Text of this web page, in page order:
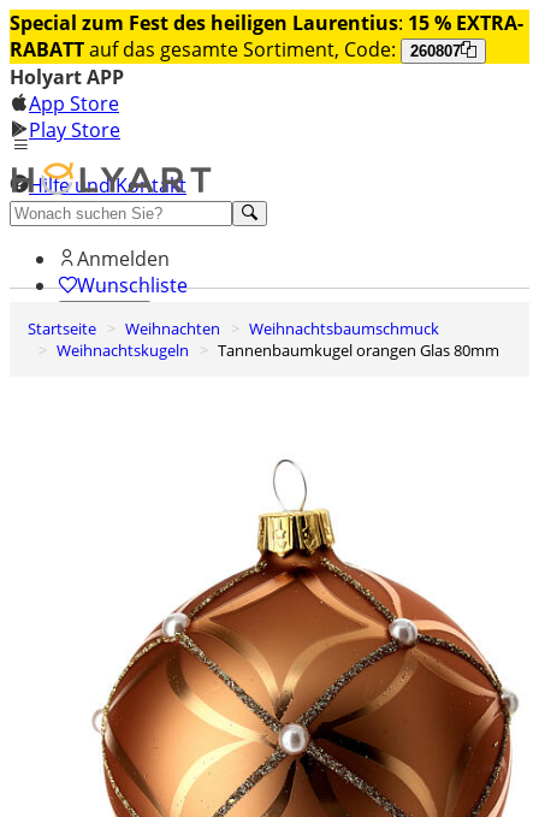
Special zum Fest des heiligen Laurentius: 15 % EXTRA-
RABATTauf das gesamte Sortiment, Code: 260807
Holyart APP
App Store
Play Store
Hilfe und Kontakt
Entdecken Sie Premium
Anmelden
Wunschliste
0
Warenkorb
Startseite Weihnachten
Weihnachtsbaumschmuck
Weihnachtskugeln
Tannenbaumkugel orangen Glas 80mm